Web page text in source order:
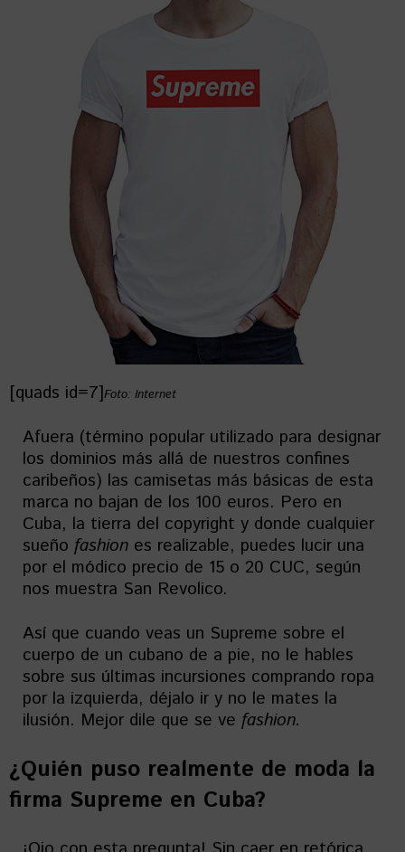
[quads id=7]Foto: Internet
Afuera (término popular utilizado para designar
los dominios más allá de nuestros confines
caribeños) las camisetas más básicas de esta
marca no bajan de los 100 euros. Pero en
Cuba, la tierra del copyright y donde cualquier
sueño fashion es realizable, puedes lucir una
por el módico precio de 15 o 20 CUC, según
nos muestra San Revolico.
Así que cuando veas un Supreme sobre el
cuerpo de un cubano de a pie, no le hables
sobre sus últimas incursiones comprando ropa
por la izquierda, déjalo ir y no le mates la
ilusión. Mejor dile que se ve fashion.
¿Quién puso realmente de moda la
firma Supreme en Cuba?